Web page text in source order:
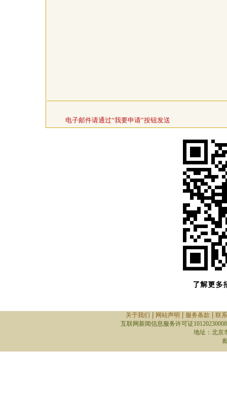
电子邮件请通过“我要申请”按钮发送
关于我们 网站声明 服务条款
联
互联网新闻信息服务许可证10120230008
地址：北京